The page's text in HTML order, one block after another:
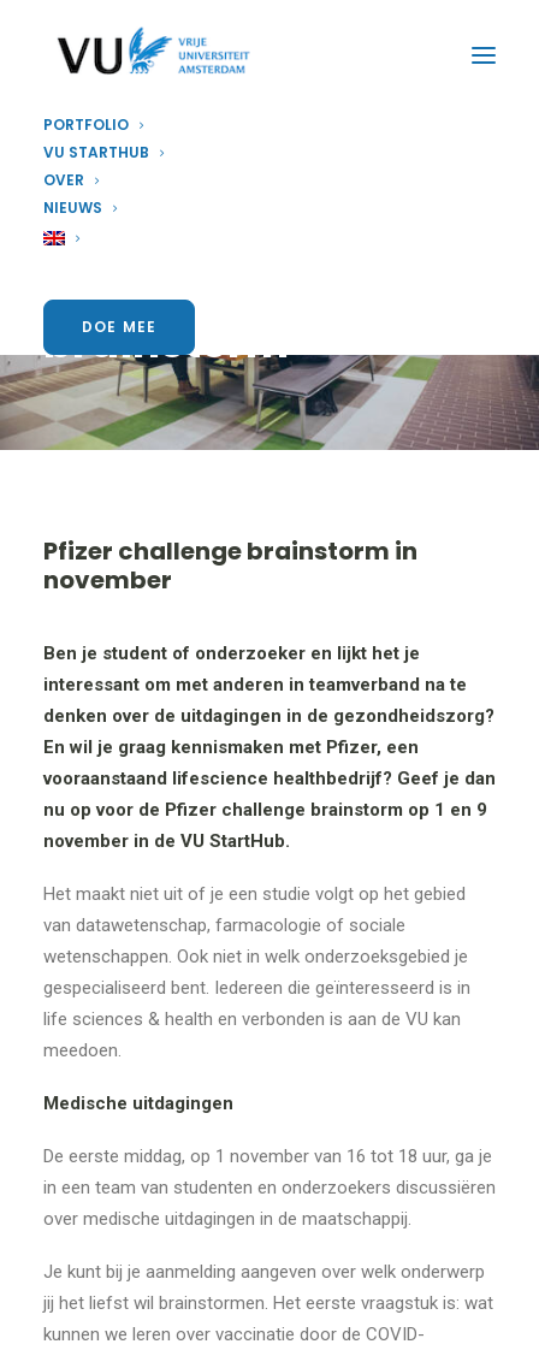
PORTFOLIO
VU STARTHUB
OVER
NIEUWS
DOE MEE
Doe mee met de
Pfizer
challenge
brainstorm
Pfizer challenge brainstorm in
november
Ben je student of onderzoeker en lijkt het je
interessant om met anderen in teamverband na te
denken over de uitdagingen in de gezondheidszorg?
En wil je graag kennismaken met Pfizer, een
vooraanstaand lifescience healthbedrijf? Geef je dan
nu op voor de Pfizer challenge brainstorm op 1 en 9
november in de VU StartHub.
Het maakt niet uit of je een studie volgt op het gebied
van datawetenschap, farmacologie of sociale
wetenschappen. Ook niet in welk onderzoeksgebied je
gespecialiseerd bent. Iedereen die geïnteresseerd is in
life sciences & health en verbonden is aan de VU kan
meedoen.
Medische uitdagingen
De eerste middag, op 1 november van 16 tot 18 uur, ga je
in een team van studenten en onderzoekers discussiëren
over medische uitdagingen in de maatschappij.
Je kunt bij je aanmelding aangeven over welk onderwerp
jij het liefst wil brainstormen. Het eerste vraagstuk is: wat
kunnen we leren over vaccinatie door de COVID-